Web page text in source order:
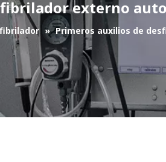
externo
» Primeros auxilios de